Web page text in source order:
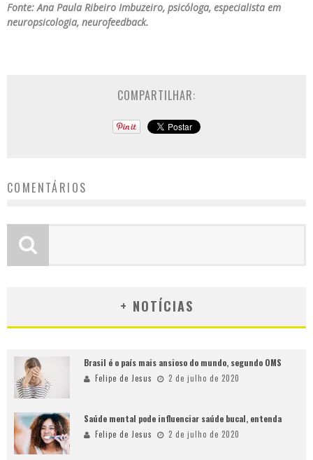
Fonte: Ana Paula Ribeiro Imbuzeiro, psicóloga, especialista em
neuropsicologia, neurofeedback.
COMPARTILHAR:
COMENTÁRIOS
+ NOTÍCIAS
Brasil é o país mais ansioso do mundo, segundo OMS
Felipe de Jesus 2 de julho de 2020
Saúde mental pode influenciar saúde bucal, entenda
Felipe de Jesus 2 de julho de 2020